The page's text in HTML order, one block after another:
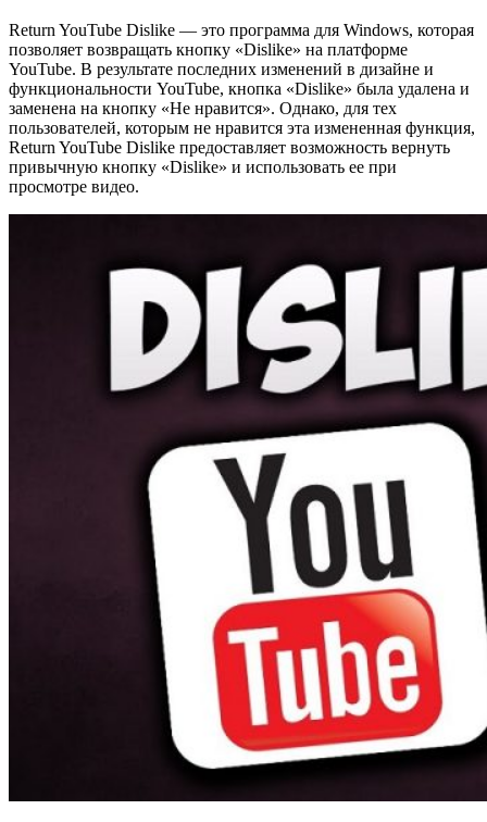
Return YouTube Dislike — это программа для Windows, которая
позволяет возвращать кнопку «Dislike» на платформе
YouTube. В результате последних изменений в дизайне и
функциональности YouTube, кнопка «Dislike» была удалена и
заменена на кнопку «Не нравится». Однако, для тех
пользователей, которым не нравится эта измененная функция,
Return YouTube Dislike предоставляет возможность вернуть
привычную кнопку «Dislike» и использовать ее при
просмотре видео.